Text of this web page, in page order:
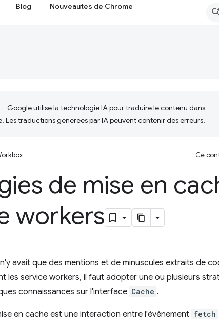
Blog Nouveautés de Chrome
Google utilise la technologie IA pour traduire le contenu dans
Les traductions générées par IA peuvent contenir des erreurs.
Ce
de mise en
workers
avait que des mentions et de minuscules extraits de
les service workers, il faut adopter une ou plusieurs
connaissances sur l'interface Cache .
en cache est une interaction entre l'événement fetch